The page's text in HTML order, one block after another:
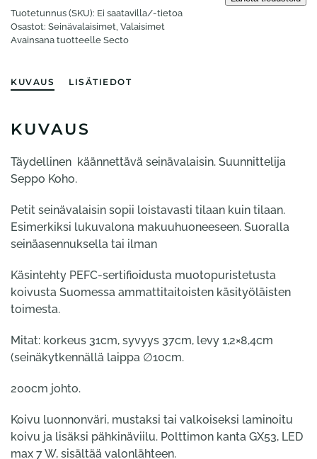
Tuotetunnus (SKU): Ei saatavilla/-tietoa
Osastot: Seinä­valaisimet, Valaisimet
Avainsana tuotteelle Secto
KUVAUS LISÄTIEDOT
KUVAUS
Täydellinen käännettävä seinävalaisin. Suunnittelija
Seppo Koho.
Petit seinävalaisin sopii loistavasti tilaan kuin tilaan.
Esimerkiksi lukuvalona makuuhuoneeseen. Suoralla
seinäasennuksella tai ilman
Käsintehty PEFC-sertifioidusta muotopuristetusta
koivusta Suomessa ammattitaitoisten käsityöläisten
toimesta.
Mitat: korkeus 31cm, syvyys 37cm, levy 1,2×8,4cm
(seinäkytkennällä laippa ∅10cm.
200cm johto.
Koivu luonnonväri, mustaksi tai valkoiseksi laminoitu
koivu ja lisäksi pähkinäviilu. Polttimon kanta GX53, LED
max 7 W, sisältää valonlähteen.